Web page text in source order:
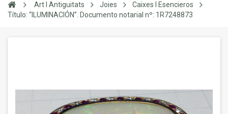
Art I Antiguitats Joies
Caixes I Esencieros
Título: “ILUMINACIÓN”. Documento notarial nº: 1R7248873